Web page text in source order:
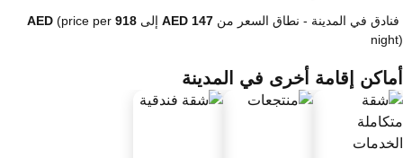
في المدينة - نطاق السعرمن إلى
(price per
إقامة أخرى في المدينة